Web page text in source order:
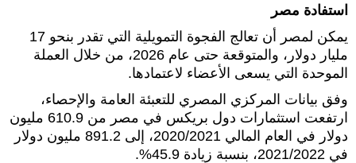
استفادة مصر
يمكن لمصر أن تعالج الفجوة التمويلية التي تقدر بنحو 17
مليار دولار، والمتوقعة حتى عام 2026، من خلال العملة
الموحدة التي يسعى الأعضاء لاعتمادها.
وفق بيانات المركزي المصري للتعبئة العامة والإحصاء،
ارتفعت استثمارات دول بريكس في مصر من 610.9 مليون
دولار في العام المالي 2020/2021، إلى 891.2 مليون دولار
في 2021/2022، بنسبة زيادة 45.9%.